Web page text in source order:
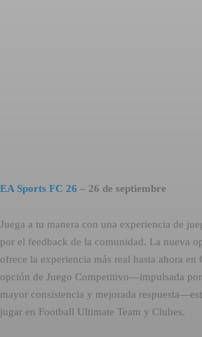
EA Sports FC 26 – 26 de septiembre
Juega a tu manera con una experiencia de
por el feedback de la comunidad. La nueva
ofrece la experiencia más real hasta ahora en
opción de Juego Competitivo—impulsada
mayor consistencia y mejorada
jugar en Football Ultimate Team y Clubes.